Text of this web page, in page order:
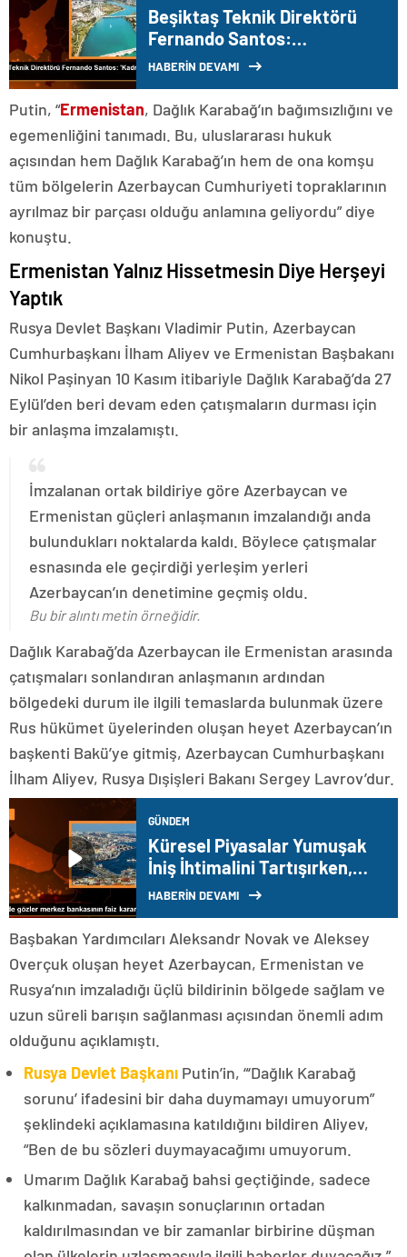
Beşiktaş Teknik Direktörü
Fernando Santos:
‘Beşiktaş’ın Şu Andaki Kadro
Seviyesi Değil’
HABERİN DEVAMI
Putin, “Ermenistan, Dağlık Karabağ’ın bağımsızlığını ve
egemenliğini tanımadı. Bu, uluslararası hukuk
açısından hem Dağlık Karabağ’ın hem de ona komşu
tüm bölgelerin Azerbaycan Cumhuriyeti topraklarının
ayrılmaz bir parçası olduğu anlamına geliyordu” diye
konuştu.
Ermenistan Yalnız Hissetmesin Diye Herşeyi
Yaptık
Rusya Devlet Başkanı Vladimir Putin, Azerbaycan
Cumhurbaşkanı İlham Aliyev ve Ermenistan Başbakanı
Nikol Paşinyan 10 Kasım itibariyle Dağlık Karabağ’da 27
Eylül’den beri devam eden çatışmaların durması için
bir anlaşma imzalamıştı.
İmzalanan ortak bildiriye göre Azerbaycan ve
Ermenistan güçleri anlaşmanın imzalandığı anda
bulundukları noktalarda kaldı. Böylece çatışmalar
esnasında ele geçirdiği yerleşim yerleri
Azerbaycan’ın denetimine geçmiş oldu.
Bu bir alıntı metin örneğidir.
Dağlık Karabağ’da Azerbaycan ile Ermenistan arasında
çatışmaları sonlandıran anlaşmanın ardından
bölgedeki durum ile ilgili temaslarda bulunmak üzere
Rus hükümet üyelerinden oluşan heyet Azerbaycan’ın
başkenti Bakü’ye gitmiş, Azerbaycan Cumhurbaşkanı
İlham Aliyev, Rusya Dışişleri Bakanı Sergey Lavrov’dur.
GÜNDEM
Küresel Piyasalar Yumuşak
İniş İhtimalini Tartışırken,
TCMB Para Politikası
HABERİN DEVAMI
Başbakan Yardımcıları Aleksandr Novak ve Aleksey
Overçuk oluşan heyet Azerbaycan, Ermenistan ve
Rusya’nın imzaladığı üçlü bildirinin bölgede sağlam ve
uzun süreli barışın sağlanması açısından önemli adım
olduğunu açıklamıştı.
Rusya Devlet Başkanı Putin’in, “‘Dağlık Karabağ
sorunu’ ifadesini bir daha duymamayı umuyorum”
şeklindeki açıklamasına katıldığını bildiren Aliyev,
“Ben de bu sözleri duymayacağımı umuyorum.
Umarım Dağlık Karabağ bahsi geçtiğinde, sadece
kalkınmadan, savaşın sonuçlarının ortadan
kaldırılmasından ve bir zamanlar birbirine düşman